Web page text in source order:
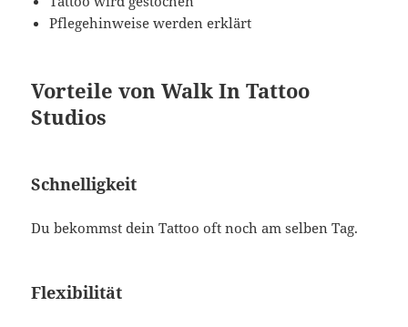
Pflegehinweise werden erklärt
Vorteile von Walk In Tattoo
Studios
Schnelligkeit
Du bekommst dein Tattoo oft noch am selben Tag.
Flexibilität